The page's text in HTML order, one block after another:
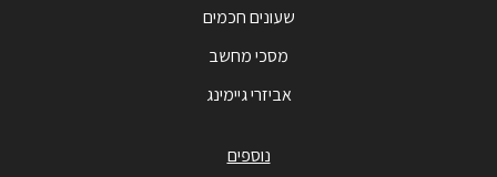
שעונים חכמים
מסכי מחשב
אביזרי גיימינג
נוספים